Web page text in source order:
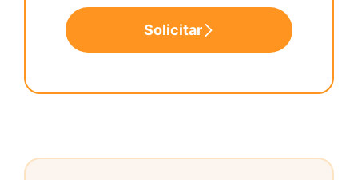
Solicitar